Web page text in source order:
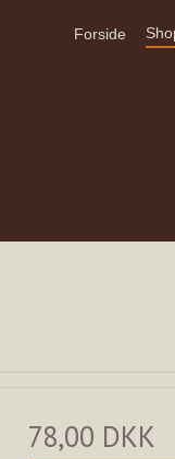
Forside
78,00 DKK